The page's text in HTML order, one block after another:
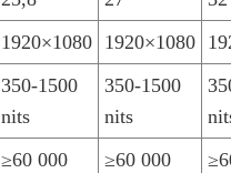
1920×1080 1920×1080
350-1500
nits
350-1500
nits
nits
≥60 000
≥60 000